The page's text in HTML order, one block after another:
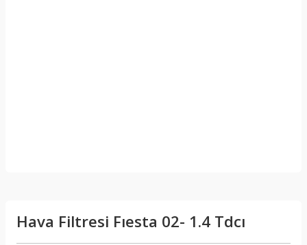
Hava Filtresi Fıesta 02- 1.4 Tdcı